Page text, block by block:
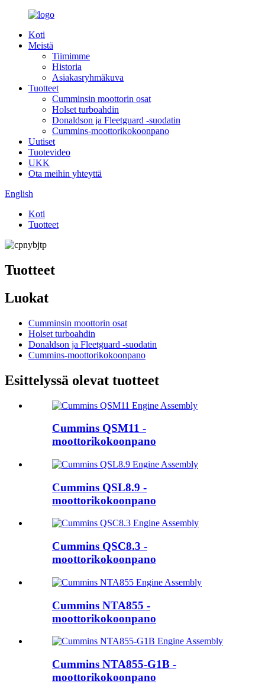
Koti
Meistä
Tiimimme
Historia
Asiakasryhmäkuva
Tuotteet
Cumminsin moottorin osat
Holset turboahdin
Donaldson ja Fleetguard -suodatin
Cummins-moottorikokoonpano
Uutiset
Tuotevideo
UKK
Ota meihin yhteyttä
English
Koti
Tuotteet
Tuotteet
Luokat
Cumminsin moottorin osat
Holset turboahdin
Donaldson ja Fleetguard -suodatin
Cummins-moottorikokoonpano
Esittelyssä olevat tuotteet
Cummins QSM11 -
moottorikokoonpano
Cummins QSL8.9 -
moottorikokoonpano
Cummins QSC8.3 -
moottorikokoonpano
Cummins NTA855 -
moottorikokoonpano
Cummins NTA855-G1B -
moottorikokoonpano